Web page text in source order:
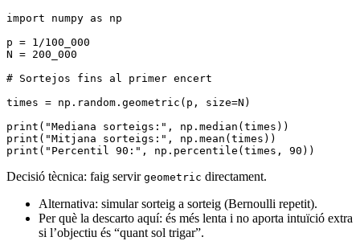
import numpy as np
p = 1/100_000
N = 200_000
# Sortejos fins al primer encert
times = np . random . geometric (p, size=N)
print ( "Mediana sorteigs:" , np. median (times))
print ( "Mitjana sorteigs:" , np. mean (times))
print ( "Percentil 90:" , np. percentile (times, 90 ))
Decisió tècnica: faig servir geometric directament.
Alternativa: simular sorteig a sorteig (Bernoulli repetit).
Per què la descarto aquí: és més lenta i no aporta intuïció extra
si l’objectiu és “quant sol trigar”.